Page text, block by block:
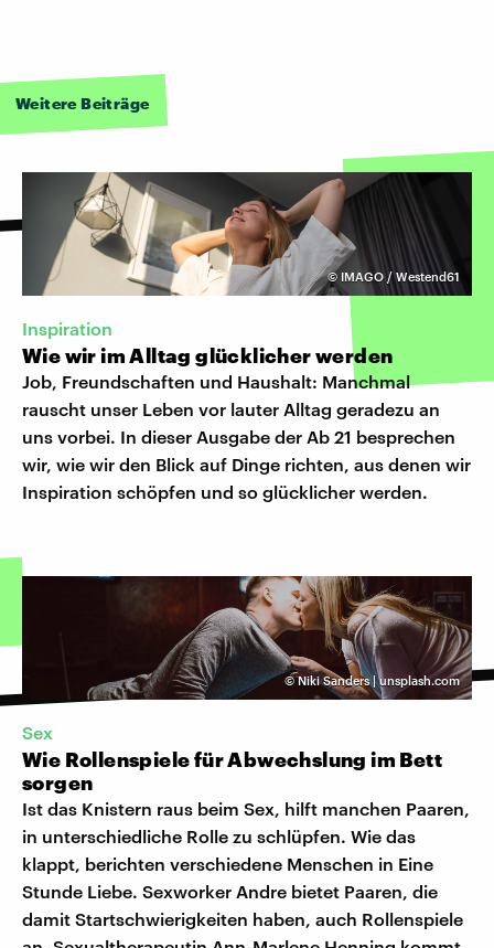
Weitere Beiträge
© IMAGO / Westend61
Inspiration
Wie wir im Alltag glücklicher werden
Job, Freundschaften und Haushalt: Manchmal
rauscht unser Leben vor lauter Alltag geradezu an
uns vorbei. In dieser Ausgabe der Ab 21 besprechen
wir, wie wir den Blick auf Dinge richten, aus denen wir
Inspiration schöpfen und so glücklicher werden.
©Niki Sanders | unsplash.com
Sex
Wie Rollenspiele für Abwechslung im Bett
sorgen
Ist das Knistern raus beim Sex, hilft manchen Paaren,
in unterschiedliche Rolle zu schlüpfen. Wie das
klappt, berichten verschiedene Menschen in Eine
Stunde Liebe. Sexworker Andre bietet Paaren, die
damit Startschwierigkeiten haben, auch Rollenspiele